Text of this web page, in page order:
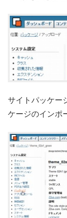
サイトパッケー
ケージのインポ